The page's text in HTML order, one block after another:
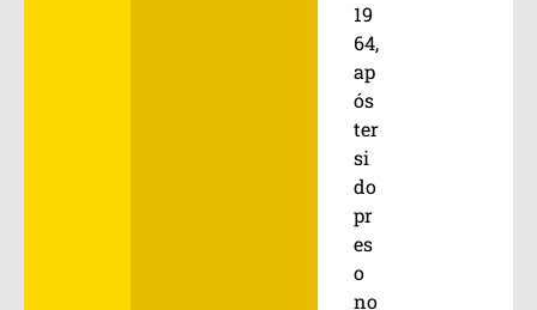
19
64,
ap
ós
ter
si
do
pr
es
o
no